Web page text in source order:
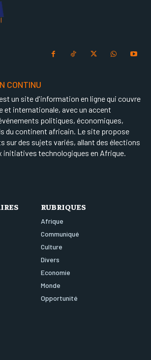
CONTINU
un site d'information en ligne qui couvre
et internationale, avec un accent
politiques, économiques,
du continent africain. Le site propose
sur des sujets variés, allant des élections
initiatives technologiques en Afrique.
RUBRIQUES
Afrique
Communiqué
Culture
Divers
Economie
Monde
Opportunité